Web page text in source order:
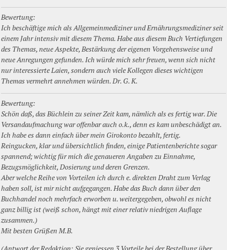
Bewertung:
Ich beschäftige mich als Allgemeinmediziner und Ernährungsmediziner seit
einem Jahr intensiv mit diesem Thema. Habe aus diesem Buch Vertiefungen
des Themas, neue Aspekte, Bestärkung der eigenen Vorgehensweise und
neue Anregungen gefunden. Ich würde mich sehr freuen, wenn sich nicht
nur interessierte Laien, sondern auch viele Kollegen dieses wichtigen
Themas vermehrt annehmen würden. Dr. G. K.
Bewertung:
Schön daß, das Büchlein zu seiner Zeit kam, nämlich als es fertig war. Die
Versandaufmachung war offenbar auch o.k., denn es kam unbeschädigt an.
Ich habe es dann einfach über mein Girokonto bezahlt, fertig.
Reingucken, klar und übersichtlich finden, einige Patientenberichte sogar
spannend; wichtig für mich die genaueren Angaben zu Einnahme,
Bezugsmöglichkeit, Dosierung und deren Grenzen.
Aber welche Reihe von Vorteilen ich durch e. direkten Draht zum Verlag
haben soll, ist mir nicht aufgegangen. Habe das Buch dann über den
Buchhandel noch mehrfach erworben u. weitergegeben, obwohl es nicht
ganz billig ist (weiß schon, hängt mit einer relativ niedrigen Auflage
zusammen.)
Mit besten Grüßen M.B.
(Antwort der Redaktion: Sie geniessen 3 Vorteile bei der Bestellung über